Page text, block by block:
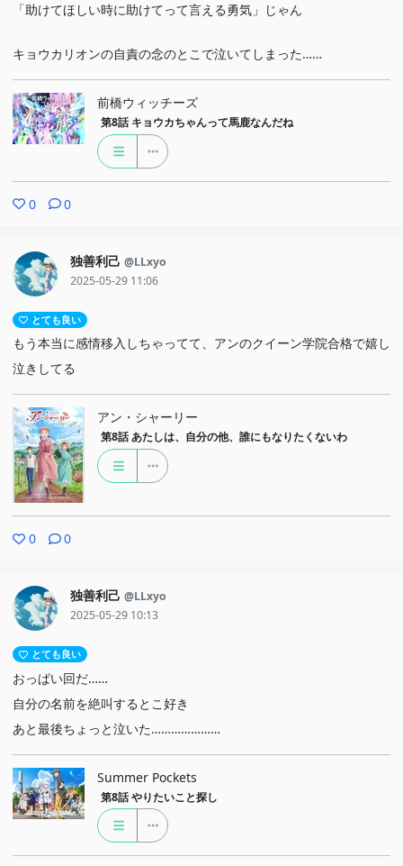
「助けてほしい時に助けてって言える勇気」じゃん
キョウカリオンの自責の念のとこで泣いてしまった……
前橋ウィッチーズ
第8話 キョウカちゃんって馬鹿なんだね
0 0
独善利己 @LLxyo
2025-05-29 11:06
とても良い
もう本当に感情移入しちゃってて、アンのクイーン学院合格で嬉し
泣きしてる
アン・シャーリー
第8話 あたしは、自分の他、誰にもなりたくないわ
0 0
独善利己 @LLxyo
2025-05-29 10:13
とても良い
おっぱい回だ……
自分の名前を絶叫するとこ好き
あと最後ちょっと泣いた…………………
Summer Pockets
第8話 やりたいこと探し